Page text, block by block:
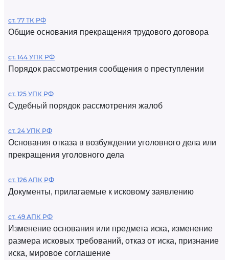
ст. 77 ТК РФ
Общие основания прекращения трудового договора
ст. 144 УПК РФ
Порядок рассмотрения сообщения о преступлении
ст. 125 УПК РФ
Судебный порядок рассмотрения жалоб
ст. 24 УПК РФ
Основания отказа в возбуждении уголовного дела или
прекращения уголовного дела
ст. 126 АПК РФ
Документы, прилагаемые к исковому заявлению
ст. 49 АПК РФ
Изменение основания или предмета иска, изменение
размера исковых требований, отказ от иска, признание
иска, мировое соглашение